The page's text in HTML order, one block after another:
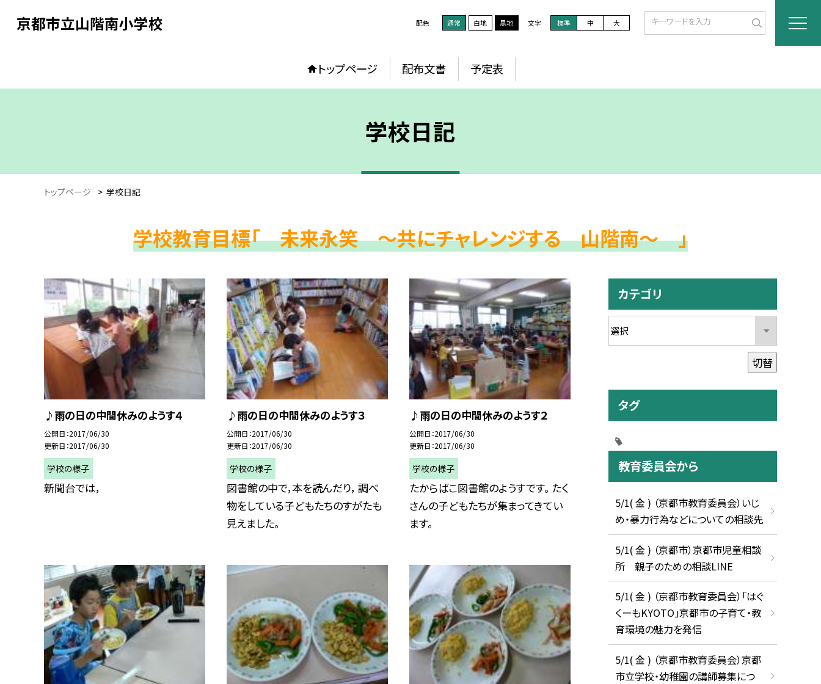
京都市立山階南小学校 配色 通常 白地 黒地 文字 標準 中 大
トップページ 配布文書 予定表
学校日記
トップページ > 学校日記
学校教育目標「 未来永笑 ～共にチャレンジする 山階南～ 」
♪雨の日の中間休みのようす４
公開日 2017/06/30
更新日 2017/06/30
学校の様子
新聞台では，
♪雨の日の中間休みのようす３
公開日 2017/06/30
更新日 2017/06/30
学校の様子
図書館の中で，本を読んだり， 調べ
物をしている子どもたちのすがたも
見えました。
♪雨の日の中間休みのようす２
公開日 2017/06/30
更新日 2017/06/30
学校の様子
たからばこ図書館のようすです。 たく
さんの子どもたちが集まってきてい
ます。
カテゴリ
切替
タグ
教育委員会から
5/1( 金 ) （京都市教育委員会）いじ
め・暴力行為などについての相談先
5/1( 金 ) （京都市）京都市児童相談
所 親子のための相談LINE
5/1( 金 ) （京都市教育委員会）「はぐ
くーもKYOTO」京都市の子育て・教
育環境の魅力を発信
5/1( 金 ) （京都市教育委員会）京都
市立学校・幼稚園の講師募集につ